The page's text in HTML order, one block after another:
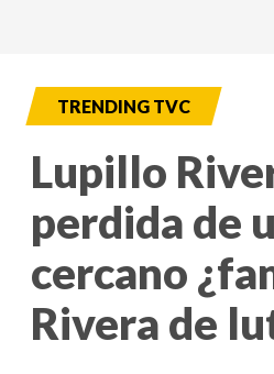
TRENDING TVC
Lupillo
perdida de
cercano
Rivera de